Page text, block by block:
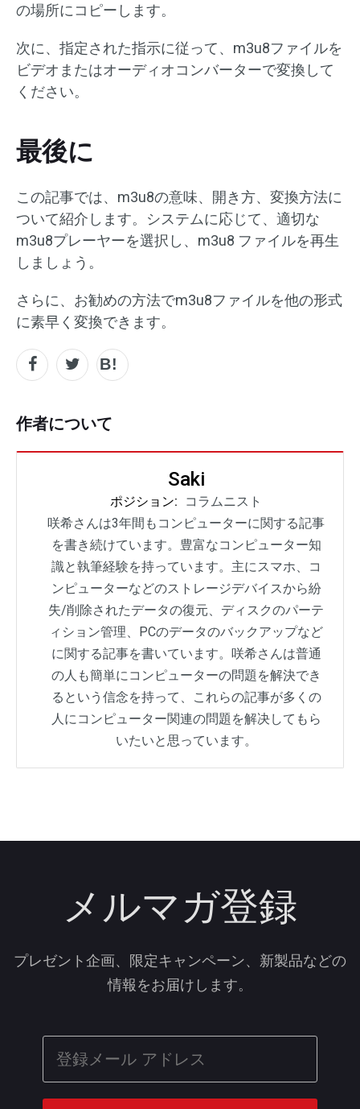
の場所にコピーします。
次に、指定された指示に従って、m3u8ファイルを
ビデオまたはオーディオコンバーターで変換して
ください。
最後に
この記事では、m3u8の意味、開き方、変換方法に
ついて紹介します。システムに応じて、適切な
m3u8プレーヤーを選択し、m3u8 ファイルを再生
しましょう。
さらに、お勧めの方法でm3u8ファイルを他の形式
に素早く変換できます。
作者について
Saki
ポジション:
コラムニスト
咲希さんは3年間もコンピューターに関する記事
を書き続けています。豊富なコンピューター知
識と執筆経験を持っています。主にスマホ、コ
ンピューターなどのストレージデバイスから紛
失/削除されたデータの復元、ディスクのパーテ
ィション管理、PCのデータのバックアップなど
に関する記事を書いています。咲希さんは普通
の人も簡単にコンピューターの問題を解決でき
るという信念を持って、これらの記事が多くの
人にコンピューター関連の問題を解决してもら
いたいと思っています。
メルマガ登録
プレゼント企画、限定キャンペーン、新製品などの
情報をお届けします。